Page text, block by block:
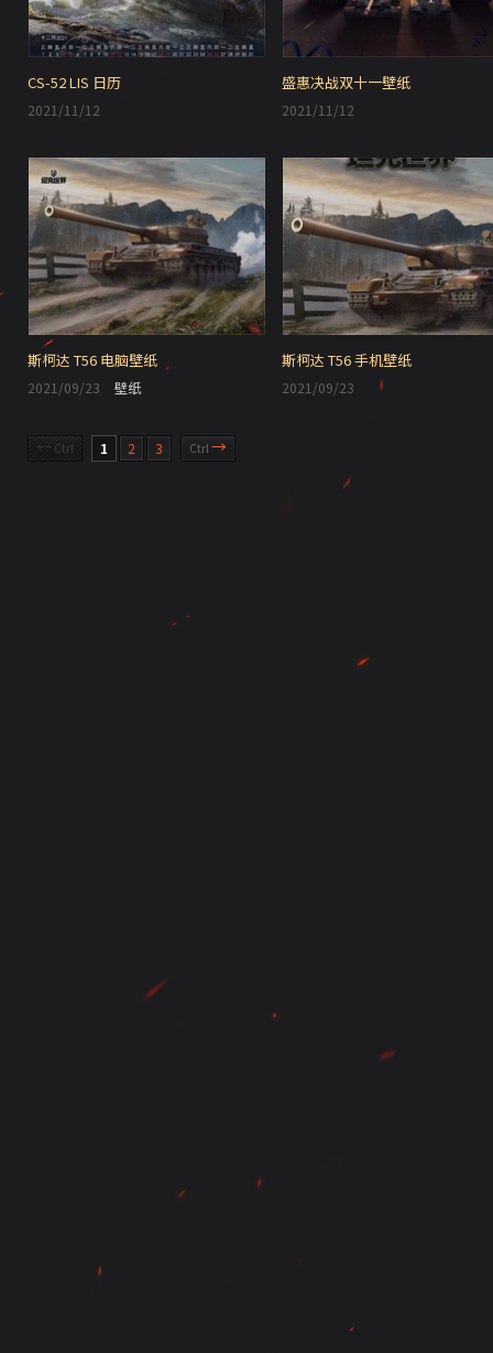
CS-52 LIS 日历
2021/11/12
盛惠决战双十一壁纸
2021/11/12
斯柯达 T56 电脑壁纸
2021/09/23 壁纸
斯柯达 T56 手机壁纸
2021/09/23
← Ctrl 1 2 3 Ctrl→